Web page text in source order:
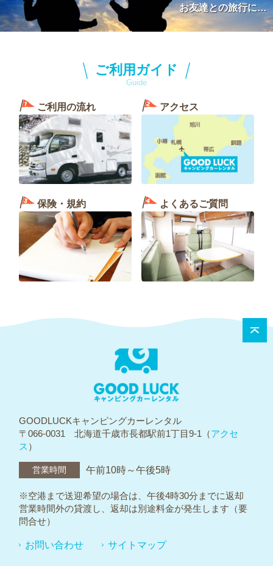
お友達との旅行に…
ご利用ガイド
Guide
ご利用の流れ アクセス
保険・規約 よくあるご質問
GOODLUCKキャンピングカーレンタル
〒066-0031 北海道千歳市長都駅前1丁目9-1（アクセ
ス ）
営業時間 午前10時～午後5時
※空港まで送迎希望の場合は、午後4時30分までに返却
営業時間外の貸渡し、返却は別途料金が発生します（要
問合せ）
お問い合わせ サイトマップ